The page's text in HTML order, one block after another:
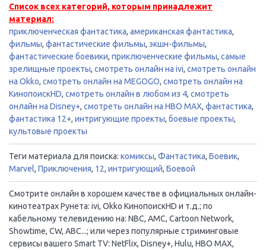
Список всех категорий, которым принадлежит
материал:
приключенческая фантастика, американская фантастика,
фильмы, фантастические фильмы, экшн-фильмы,
фантастические боевики, приключенческие фильмы, самые
зрелищные проекты, смотреть онлайн на ivi, смотреть онлайн
на Okko, смотреть онлайн на MEGOGO, смотреть онлайн на
КинопоискHD, смотреть онлайн в любом из 4, смотреть
онлайн на Disney+, смотреть онлайн на HBO MAX, фантастика,
фантастика 12+, интригующие проекты, боевые проекты,
культовые проекты
Теги материала для поиска: комиксы, Фантастика, Боевик,
Marvel, Приключения, 12, интригующий, Боевой
Смотрите онлайн в хорошем качестве в официальных онлайн-
кинотеатрах Рунета: ivi, Okko КинопоискHD и т.д.; по
кабельному телевидению на: NBC, AMC, Cartoon Network,
Showtime, CW, ABC...; или через популярные стриминговые
сервисы вашего Smart TV: NetFlix, Disney+, Hulu, HBO MAX,